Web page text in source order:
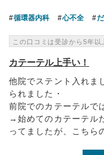
循環器内科 心不全
この口コミは受診から5年以
カテーテル上手い！
他院でステント入れま
られました・
前院でのカテーテルで
→始めてのカテーテル
ってましたが、こちら